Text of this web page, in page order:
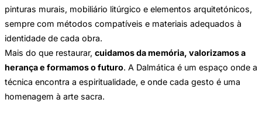
pinturas murais, mobiliário litúrgico e elementos arquitetónicos,
sempre com métodos compatíveis e materiais adequados à
identidade de cada obra.
Mais do que restaurar, cuidamos da memória, valorizamos a
herança e formamos o futuro. A Dalmática é um espaço onde a
técnica encontra a espiritualidade, e onde cada gesto é uma
homenagem à arte sacra.